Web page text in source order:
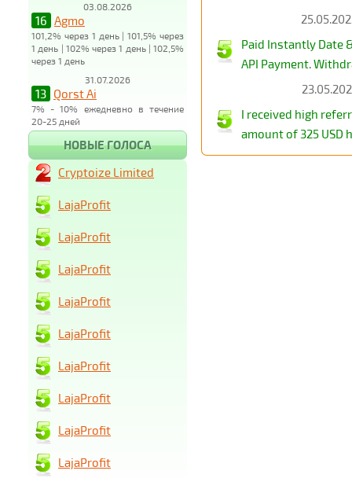
03.08.2026
16 Agmo
101,2% через 1 день | 101,5% через
1 день | 102% через 1 день | 102,5%
через 1 день
31.07.2026
13 Qorst Ai
7% - 10% ежедневно в течение
20-25 дней
Paid Instantly Date
API Payment.
I received high
amount of 325 USD
НОВЫЕ ГОЛОСА
Cryptoize Limited
LajaProfit
LajaProfit
LajaProfit
LajaProfit
LajaProfit
LajaProfit
LajaProfit
LajaProfit
LajaProfit